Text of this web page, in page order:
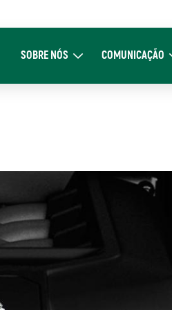
SOBRE NÓSExpand Sobre NósCOMUNICAÇÃO
Expand